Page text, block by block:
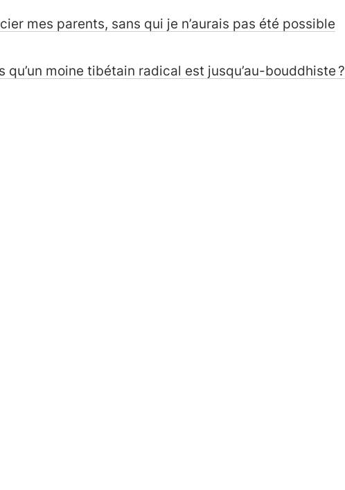
mes parents, sans qui je n’aurais pas été possible
qu’un moine tibétain radical est jusqu’au-bouddhiste ?